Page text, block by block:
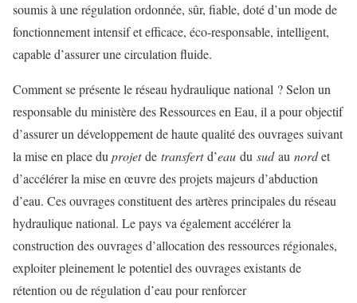
soumis à une régulation ordonnée, sûr, fiable, doté d’un mode de
fonctionnement intensif et efficace, éco-responsable, intelligent,
capable d’assurer une circulation fluide.
Comment se présente le réseau hydraulique national ? Selon un
responsable du ministère des Ressources en Eau, il a pour objectif
d’assurer un développement de haute qualité des ouvrages suivant
la mise en place du projetde transfertd’eau du sudau nordet
d’accélérer la mise en œuvre des projets majeurs d’abduction
d’eau. Ces ouvrages constituent des artères principales du réseau
hydraulique national. Le pays va également accélérer la
construction des ouvrages d’allocation des ressources régionales,
exploiter pleinement le potentiel des ouvrages existants de
rétention ou de régulation d’eau pour renforcer